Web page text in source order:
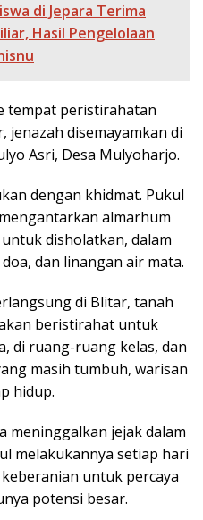
di Jepara Terima
Hasil Pengelolaan
tempat peristirahatan
disemayamkan di
Asri, Desa Mulyoharjo.
dengan khidmat. Pukul
almarhum
disholatkan, dalam
dan linangan air mata.
di Blitar, tanah
beristirahat untuk
di ruang-ruang kelas, dan
masih tumbuh, warisan
hidup.
meninggalkan jejak dalam
melakukannya setiap hari
untuk percaya
potensi besar.